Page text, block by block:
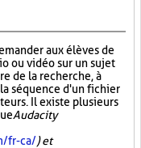
aux élèves de
ou vidéo sur un sujet
de la recherche, à
séquence d'un fichier
Il existe plusieurs
Audacity
fr-ca/) et